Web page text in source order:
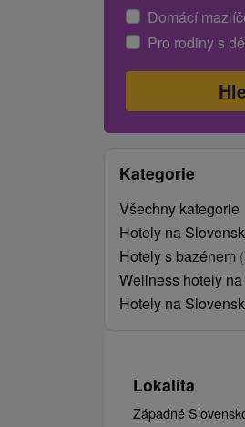
Domácí
Pro rodiny s
Kategorie
Všechny kategorie
Hotely na
Hotely s bazénem
Wellness hotely
Hotely na
Lokalita
Západné